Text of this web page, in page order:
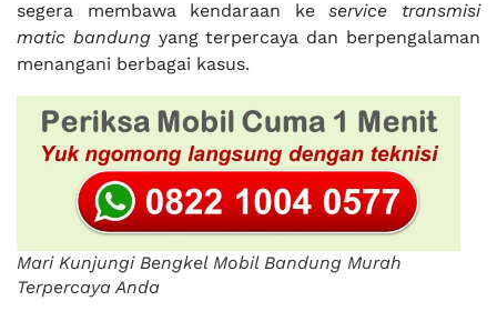
segera membawa kendaraan keservice transmisi
matic bandungyang terpercaya dan berpengalaman
menangani berbagai kasus.
Mari Kunjungi Bengkel Mobil Bandung Murah
Terpercaya Anda